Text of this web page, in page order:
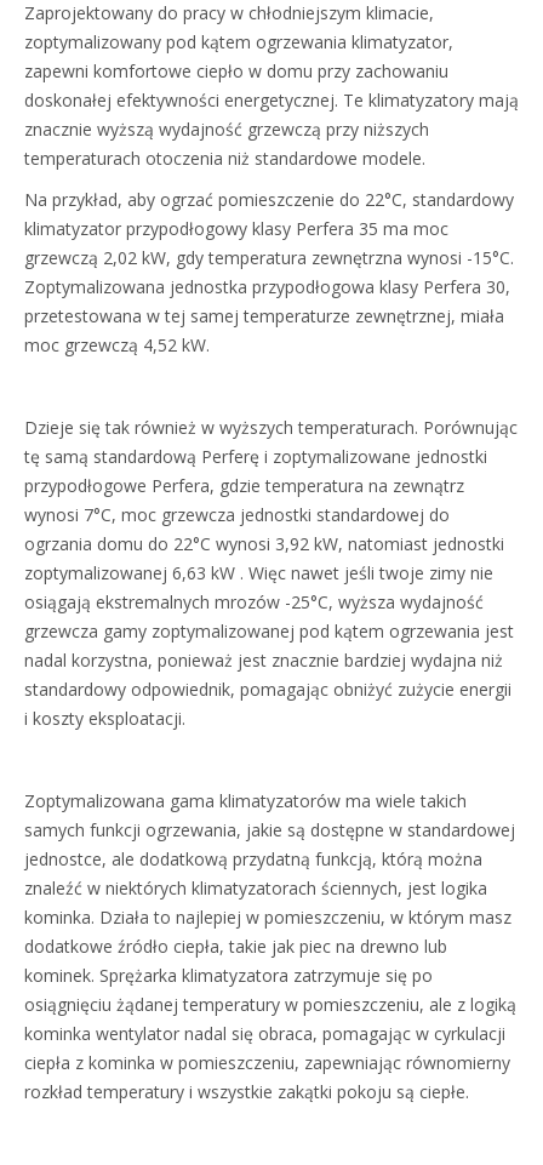
Zaprojektowany do pracy w chłodniejszym klimacie,
zoptymalizowany pod kątem ogrzewania klimatyzator,
zapewni komfortowe ciepło w domu przy zachowaniu
doskonałej efektywności energetycznej. Te klimatyzatory mają
znacznie wyższą wydajność grzewczą przy niższych
temperaturach otoczenia niż standardowe modele.
Na przykład, aby ogrzać pomieszczenie do 22°C, standardowy
klimatyzator przypodłogowy klasy Perfera 35 ma moc
grzewczą 2,02 kW, gdy temperatura zewnętrzna wynosi -15°C.
Zoptymalizowana jednostka przypodłogowa klasy Perfera 30,
przetestowana w tej samej temperaturze zewnętrznej, miała
moc grzewczą 4,52 kW.
Dzieje się tak również w wyższych temperaturach. Porównując
tę samą standardową Perferę i zoptymalizowane jednostki
przypodłogowe Perfera, gdzie temperatura na zewnątrz
wynosi 7°C, moc grzewcza jednostki standardowej do
ogrzania domu do 22°C wynosi 3,92 kW, natomiast jednostki
zoptymalizowanej 6,63 kW . Więc nawet jeśli twoje zimy nie
osiągają ekstremalnych mrozów -25°C, wyższa wydajność
grzewcza gamy zoptymalizowanej pod kątem ogrzewania jest
nadal korzystna, ponieważ jest znacznie bardziej wydajna niż
standardowy odpowiednik, pomagając obniżyć zużycie energii
i koszty eksploatacji.
Zoptymalizowana gama klimatyzatorów ma wiele takich
samych funkcji ogrzewania, jakie są dostępne w standardowej
jednostce, ale dodatkową przydatną funkcją, którą można
znaleźć w niektórych klimatyzatorach ściennych, jest logika
kominka. Działa to najlepiej w pomieszczeniu, w którym masz
dodatkowe źródło ciepła, takie jak piec na drewno lub
kominek. Sprężarka klimatyzatora zatrzymuje się po
osiągnięciu żądanej temperatury w pomieszczeniu, ale z logiką
kominka wentylator nadal się obraca, pomagając w cyrkulacji
ciepła z kominka w pomieszczeniu, zapewniając równomierny
rozkład temperatury i wszystkie zakątki pokoju są ciepłe.